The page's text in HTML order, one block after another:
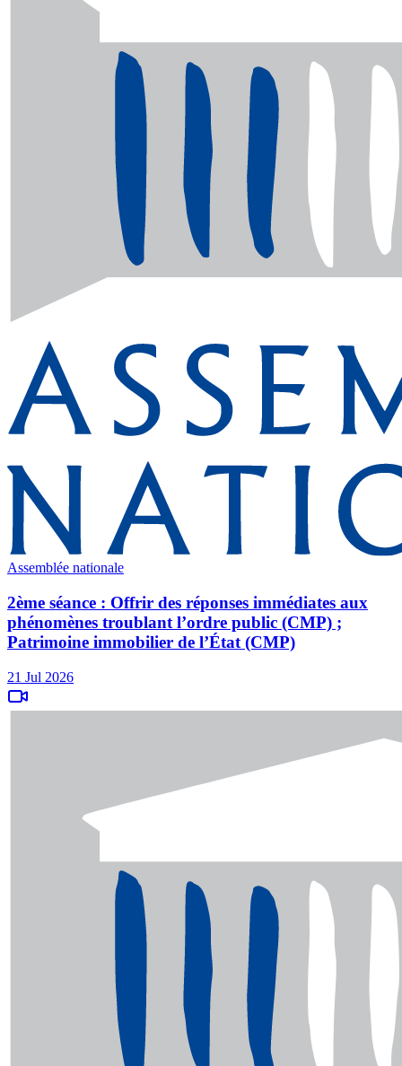
Assemblée nationale
2ème séance : Offrir des réponses immédiates aux
phénomènes troublant l’ordre public (CMP) ;
Patrimoine immobilier de l’État (CMP)
21 Jul 2026